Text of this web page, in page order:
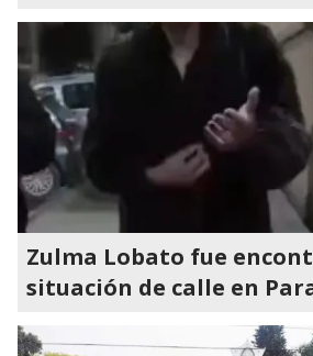
Zulma Lobato fue
situación de calle en